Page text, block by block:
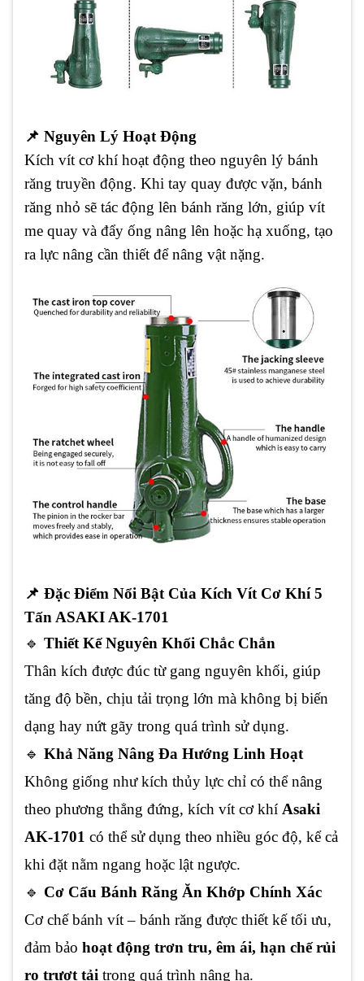
📌 Nguyên Lý Hoạt Động
Kích vít cơ khí hoạt động theo nguyên lý bánh
răng truyền động. Khi tay quay được vặn, bánh
răng nhỏ sẽ tác động lên bánh răng lớn, giúp vít
me quay và đẩy ống nâng lên hoặc hạ xuống, tạo
ra lực nâng cần thiết để nâng vật nặng.
📌 Đặc Điểm Nổi Bật Của Kích Vít Cơ Khí 5
Tấn ASAKI AK-1701
🔹 Thiết Kế Nguyên Khối Chắc Chắn
Thân kích được đúc từ gang nguyên khối, giúp
tăng độ bền, chịu tải trọng lớn mà không bị biến
dạng hay nứt gãy trong quá trình sử dụng.
🔹 Khả Năng Nâng Đa Hướng Linh Hoạt
Không giống như kích thủy lực chỉ có thể nâng
theo phương thẳng đứng, kích vít cơ khí Asaki
AK-1701 có thể sử dụng theo nhiều góc độ, kể cả
khi đặt nằm ngang hoặc lật ngược.
🔹 Cơ Cấu Bánh Răng Ăn Khớp Chính Xác
Cơ chế bánh vít – bánh răng được thiết kế tối ưu,
đảm bảo hoạt động trơn tru, êm ái, hạn chế rủi
ro trượt tải trong quá trình nâng hạ.